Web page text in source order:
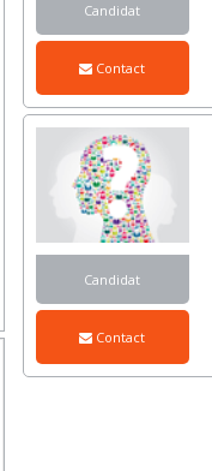
Candidat
Contact
Candidat
Contact